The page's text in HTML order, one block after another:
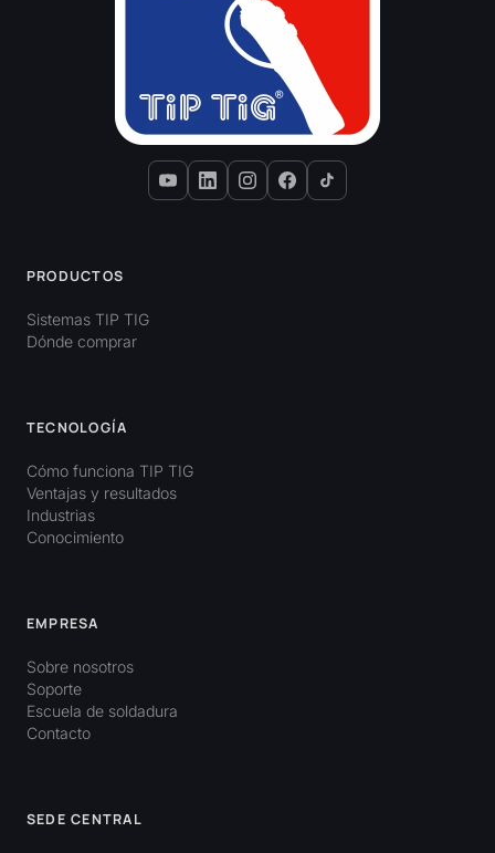
PRODUCTOS
Sistemas TIP TIG
Dónde comprar
TECNOLOGÍA
Cómo funciona TIP TIG
Ventajas y resultados
Industrias
Conocimiento
EMPRESA
Sobre nosotros
Soporte
Escuela de soldadura
Contacto
SEDE CENTRAL